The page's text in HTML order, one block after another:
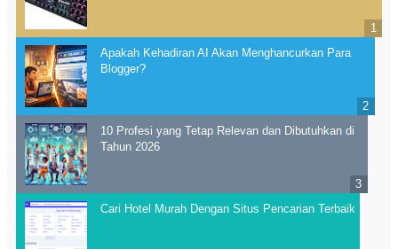
Apakah Kehadiran AI Akan Menghancurkan Para
Blogger?
10 Profesi yang Tetap Relevan dan Dibutuhkan di
Tahun 2026
Cari Hotel Murah Dengan Situs Pencarian Terbaik